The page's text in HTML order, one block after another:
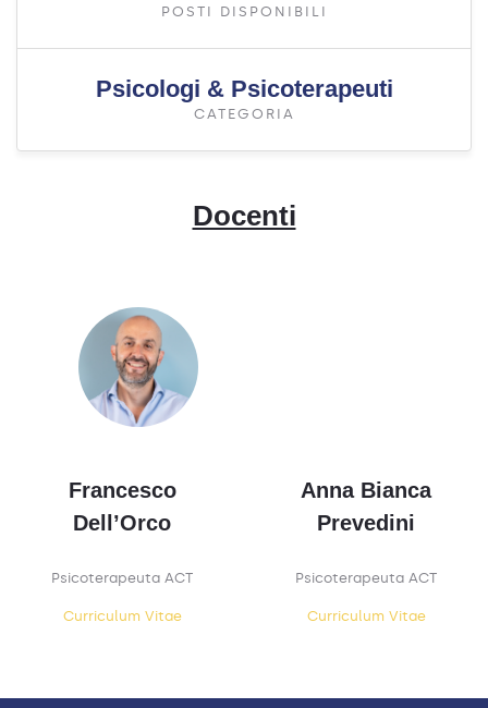
POSTI DISPONIBILI
Psicologi & Psicoterapeuti
CATEGORIA
Docenti
Francesco
Dell’Orco
Psicoterapeuta ACT
Curriculum Vitae
Anna Bianca
Prevedini
Psicoterapeuta ACT
Curriculum Vitae